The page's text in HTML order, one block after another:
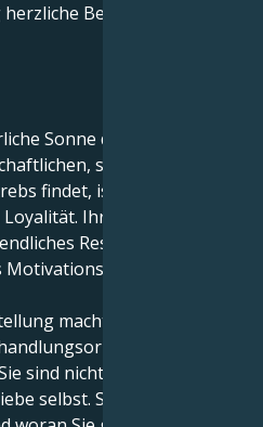
Bewunderung
Sonne des Krebses
schützenden
findet, ist alles an Ihnen
Ihre äußere
Reservoir an
spiegelt
macht Sie zu einem
sind nicht nur ein
selbst. Sie sind sich so